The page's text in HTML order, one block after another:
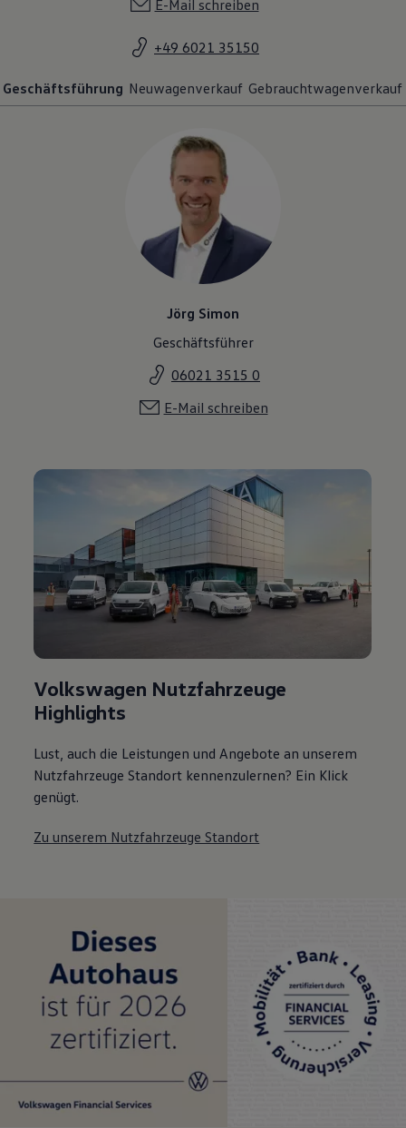
E-Mail schreiben
+49 6021 35150
Geschäftsführung Neuwagenverkauf Gebrauchtwagenverkauf
Jörg Simon
Geschäftsführer
06021 3515 0
E-Mail schreiben
Volkswagen Nutzfahrzeuge
Highlights
Lust, auch die Leistungen und Angebote an unserem
Nutzfahrzeuge Standort kennenzulernen? Ein Klick
genügt.
Zu unserem Nutzfahrzeuge Standort